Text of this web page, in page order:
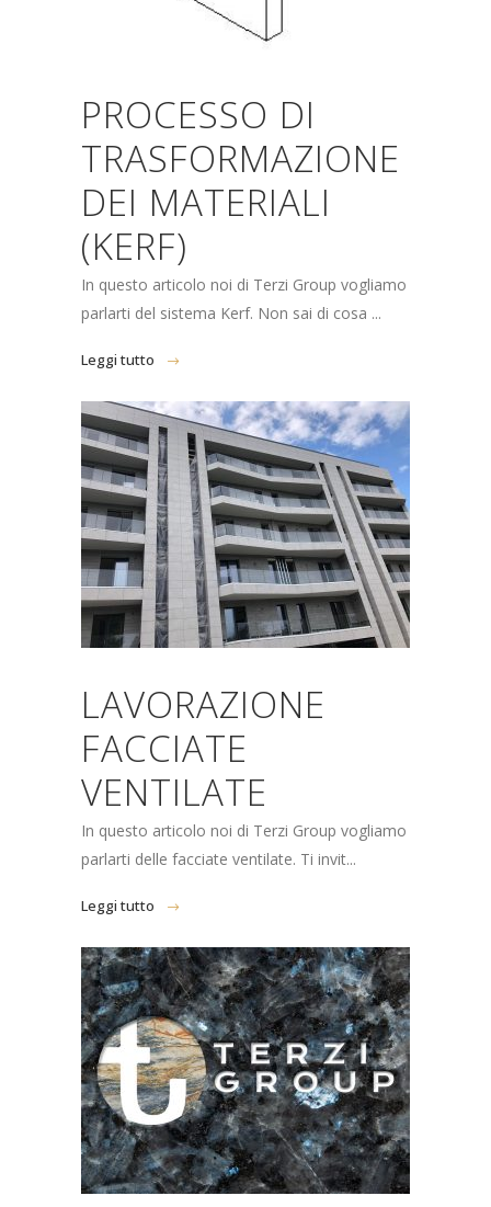
PROCESSO DI
TRASFORMAZIONE
DEI MATERIALI
(KERF)
In questo articolo noi di Terzi Group vogliamo
parlarti del sistema Kerf. Non sai di cosa ...
Leggi tutto
LAVORAZIONE
FACCIATE
VENTILATE
In questo articolo noi di Terzi Group vogliamo
parlarti delle facciate ventilate. Ti invit...
Leggi tutto